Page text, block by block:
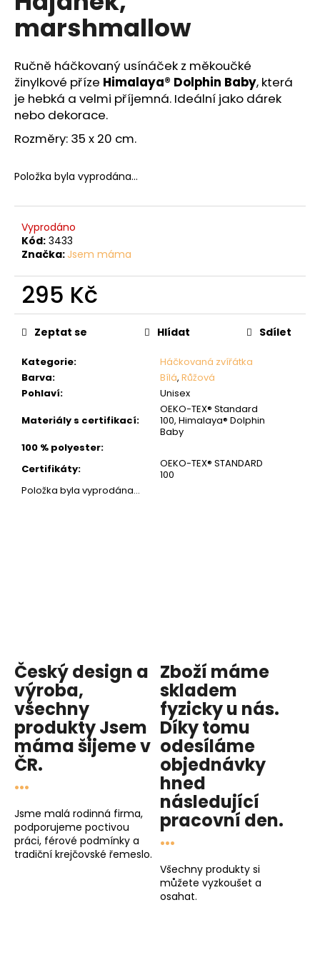
5
hvězdiček.
marshmallow
Ručně háčkovaný usínáček z měkoučké
žinylkové příze Himalaya® Dolphin Baby, která
je hebká a velmi příjemná. Ideální jako dárek
nebo dekorace.
Rozměry: 35 x 20 cm.
Položka byla vyprodána…
Vyprodáno
Kód: 3433
Značka: Jsem máma
295 Kč
Měrná
cena:
Kategorie:
Háčkovaná zvířátka
Barva: Bílá, Růžová
Pohlaví:
Unisex
Materiály s certifikací:
OEKO-TEX® Standard
100, Himalaya® Dolphin
Baby
100 % polyester:
Certifikáty:
OEKO-TEX® STANDARD
100
Položka byla vyprodána…
Zeptat se Hlídat Sdílet
Český design a
výroba,
všechny
produktyJsem
mámašijeme v
ČR.
...
Jsme malá rodinná firma,
podporujeme poctivou
práci, férové podmínky a
tradiční krejčovské řemeslo.
Zboží máme
skladem
fyzicky u nás.
Díky tomu
odesíláme
objednávky
hned
následující
pracovní den.
...
Všechny produkty si
můžete vyzkoušet a
osahat.
u
j
m
e